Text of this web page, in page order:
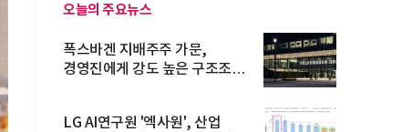
오늘의 주요뉴스
폭스바겐 지배주주 가문,
경영진에게 강도 높은 구조조정
LG AI연구원 '엑사원', 산업